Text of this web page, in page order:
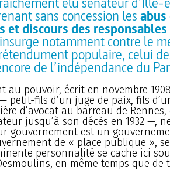
sans concession les
et discours des
notamment contre le
populaire, celui
de l’indépendance du
au pouvoir, écrit en novembre
petit-fils d’un juge de paix, fils
d’avocat au barreau de
jusqu’à son décès en 1932 —,
gouvernement est un
de « place publique »,
personnalité se cache ici
en même temps que de